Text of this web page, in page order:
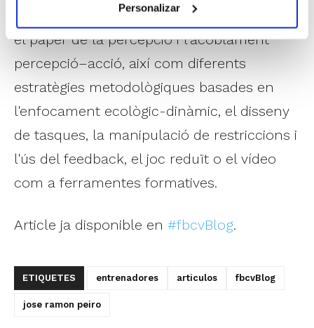
Personalizar
s'analitzen les fases del procés decisional,
el paper de la percepció i l'acoblament
percepció–acció, així com diferents
estratègies metodològiques basades en
l'enfocament ecològic-dinàmic, el disseny
de tasques, la manipulació de restriccions i
l'ús del feedback, el joc reduït o el vídeo
com a ferramentes formatives.
Article ja disponible en #fbcvBlog.
ETIQUETES entrenadores articulos fbcvBlog
jose ramon peiro